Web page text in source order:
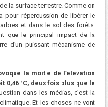
la surface terrestre. Comme on
pour répercussion de libérer le
et dans le sol des forêts.
que le principal impact de la
d’un puissant mécanisme de
la moitié de l’élévation
0,46 °C, deux fois plus que le
dans les médias, c’est la
Et les choses ne vont